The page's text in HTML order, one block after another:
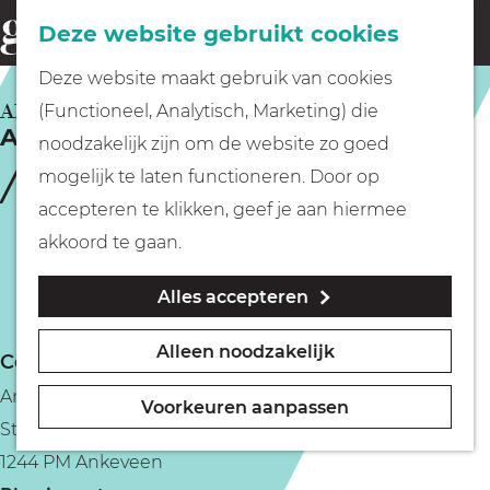
Deze website gebruikt cookies
Deze website maakt gebruik van cookies
(Functioneel, Analytisch, Marketing) die
noodzakelijk zijn om de website zo goed
mogelijk te laten functioneren. Door op
accepteren te klikken, geef je aan hiermee
akkoord te gaan.
Alles accepteren
Alleen noodzakelijk
Voorkeuren aanpassen
G
a
n
a
o
m
e
p
Fietsen
Wandelen
Geocachen
Naar het museum
o
e
k
e
n
Ankeveense Plassen
ANKEVEEN
Contact
Ankeveense Plassen
Stichts End
1244 PM Ankeveen